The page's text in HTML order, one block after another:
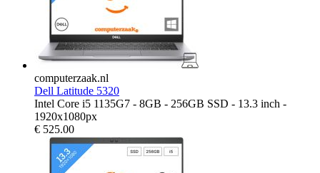
computerzaak.nl
Dell Latitude 5320
Intel Core i5 1135G7 - 8GB - 256GB SSD - 13.3 inch -
1920x1080px
€ 525.00